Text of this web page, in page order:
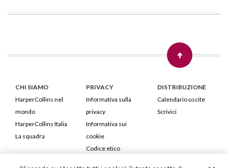
CHI SIAMO
HarperCollins nel
mondo
HarperCollins Italia
La squadra
PRIVACY
Informativa sulla
privacy
Informativa sui
cookie
Codice etico
DISTRIBUZIONE
Calendario uscite
Scrivici